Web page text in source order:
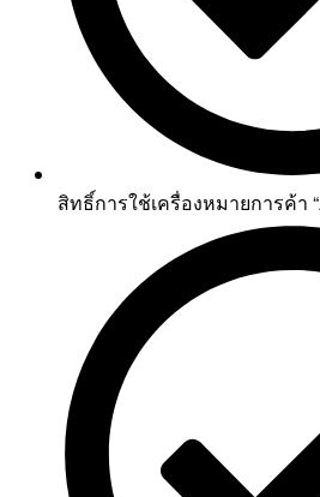
สิทธิ์การใช้เครื่องหมายการค้า